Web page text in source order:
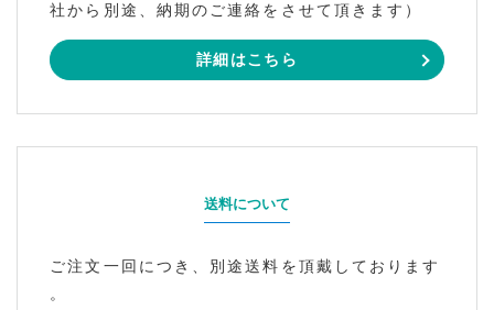
社から別途、納期のご連絡をさせて頂きます）
詳細はこちら
送料について
ご注文一回につき、別途送料を頂戴しております
。